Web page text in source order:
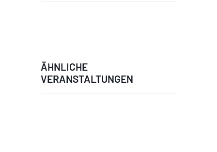
ÄHNLICHE
VERANSTALTUNGEN